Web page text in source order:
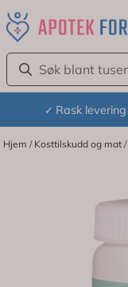
Hopp til innhold
✓ Rask levering
Hjem / Kosttilskudd og mat /